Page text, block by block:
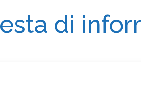
di